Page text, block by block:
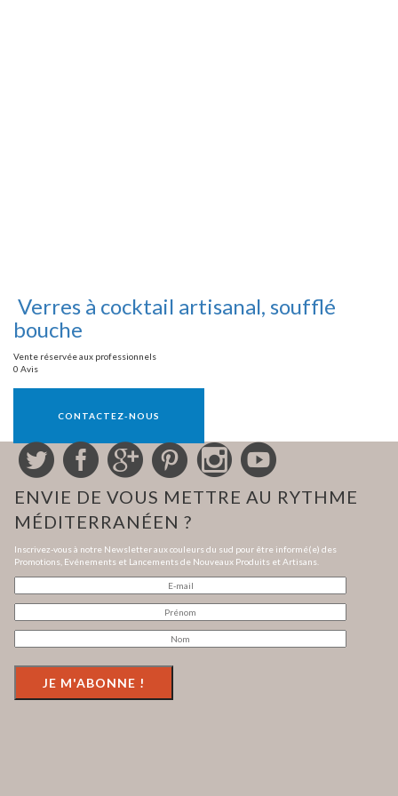
Verres à cocktail artisanal, soufflé
bouche
Vente réservée aux professionnels
0 Avis
CONTACTEZ-NOUS
ENVIE DE VOUS METTRE AU RYTHME
MÉDITERRANÉEN ?
Inscrivez-vous à notre Newsletter aux couleurs du sud pour être informé(e) des
Promotions, Evénements et Lancements de Nouveaux Produits et Artisans.